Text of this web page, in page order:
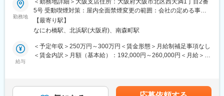
・垂直ドローンによる煙突内部点検
・洋上風力発電設備の点検実証実験
・AIによる塵芥・流氷雪の自動検知システム開発
■働き方について：
・年間休日125日（土日祝）
・出張は月1回程度（3～7日程度）
■業務内容：
同社の営業担当は、国や自治体などの官公庁に対しての提案営業
を行っており、官公庁向けの営業活動が主となるポジションであ
りますが、民間向けの営業を今後拡大していくにあたり、民間営
業の営業ノウハウや人脈を生かした顧客開拓をフォローいただく
ポジションです。
大手の企業でのご経験を積む事が出来るポジションです。
勤務地
＜勤務地詳細＞大阪支店住所：大阪府大阪市北区西天満1丁目2番
5号 受動喫煙対策：屋内全面禁煙変更の範囲：会社の定める事業
所（リモートワーク含む）
【最寄り駅】
なにわ橋駅、北浜駅(大阪府)、南森町駅
給与
＜予定年収＞250万円～300万円＜賃金形態＞月給制補足事項なし
＜賃金内訳＞月額（基本給）：192,000円～260,000円＜月給＞
あくまでも目安の金額であり、選考を通じて上下する可能性があ